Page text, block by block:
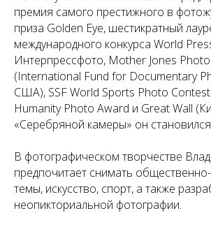
премия самого престижного в
приза Golden Eye, шестикратный
международного конкурса World
Интерпрессфото, Mother Jones
(International Fund for Documentary
США), SSF World Sports Photo
Humanity Photo Award и Great Wall
«Серебряной камеры» он
В фотографическом творчестве
предпочитает снимать
темы, искусство, спорт, а также
неопикториальной фотографии.